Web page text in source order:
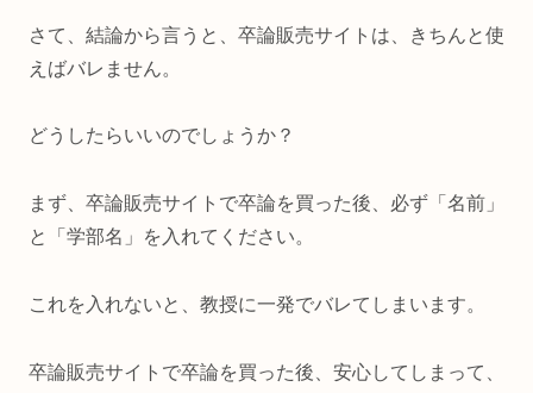
さて、結論から言うと、卒論販売サイトは、きちんと使
えばバレません。
どうしたらいいのでしょうか？
まず、卒論販売サイトで卒論を買った後、必ず「名前」
と「学部名」を入れてください。
これを入れないと、教授に一発でバレてしまいます。
卒論販売サイトで卒論を買った後、安心してしまって、